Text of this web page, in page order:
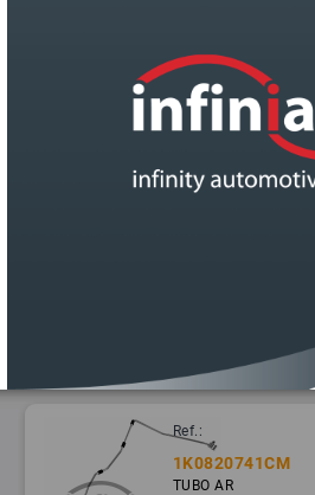
Ref.:
1K0820741CM
TUBO AR